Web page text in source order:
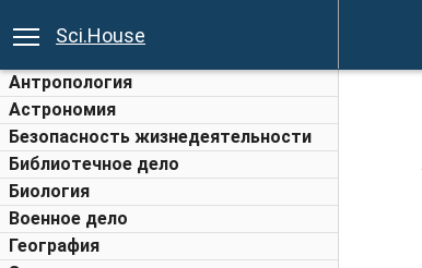
Sci.House
Антропология
Астрономия
Безопасность жизнедеятельности
Библиотечное дело
Биология
Военное дело
География